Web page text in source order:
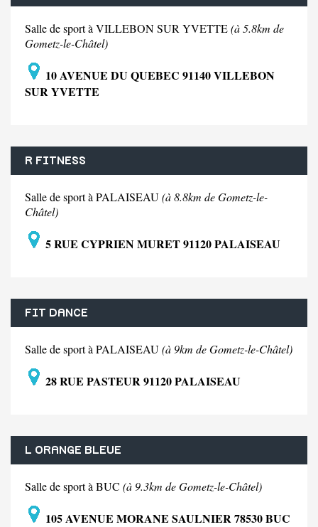
Salle de sport à VILLEBON SUR YVETTE(à 5.8km de
Gometz-le-Châtel)
10 AVENUE DU QUEBEC 91140 VILLEBON
SUR YVETTE
R FITNESS
Salle de sport à PALAISEAU(à 8.8km de Gometz-le-
Châtel)
5 RUE CYPRIEN MURET 91120 PALAISEAU
FIT DANCE
Salle de sport à PALAISEAU(à 9km de Gometz-le-Châtel)
28 RUE PASTEUR 91120 PALAISEAU
L ORANGE BLEUE
Salle de sport à BUC (à 9.3km de Gometz-le-Châtel)
105 AVENUE MORANE SAULNIER 78530 BUC